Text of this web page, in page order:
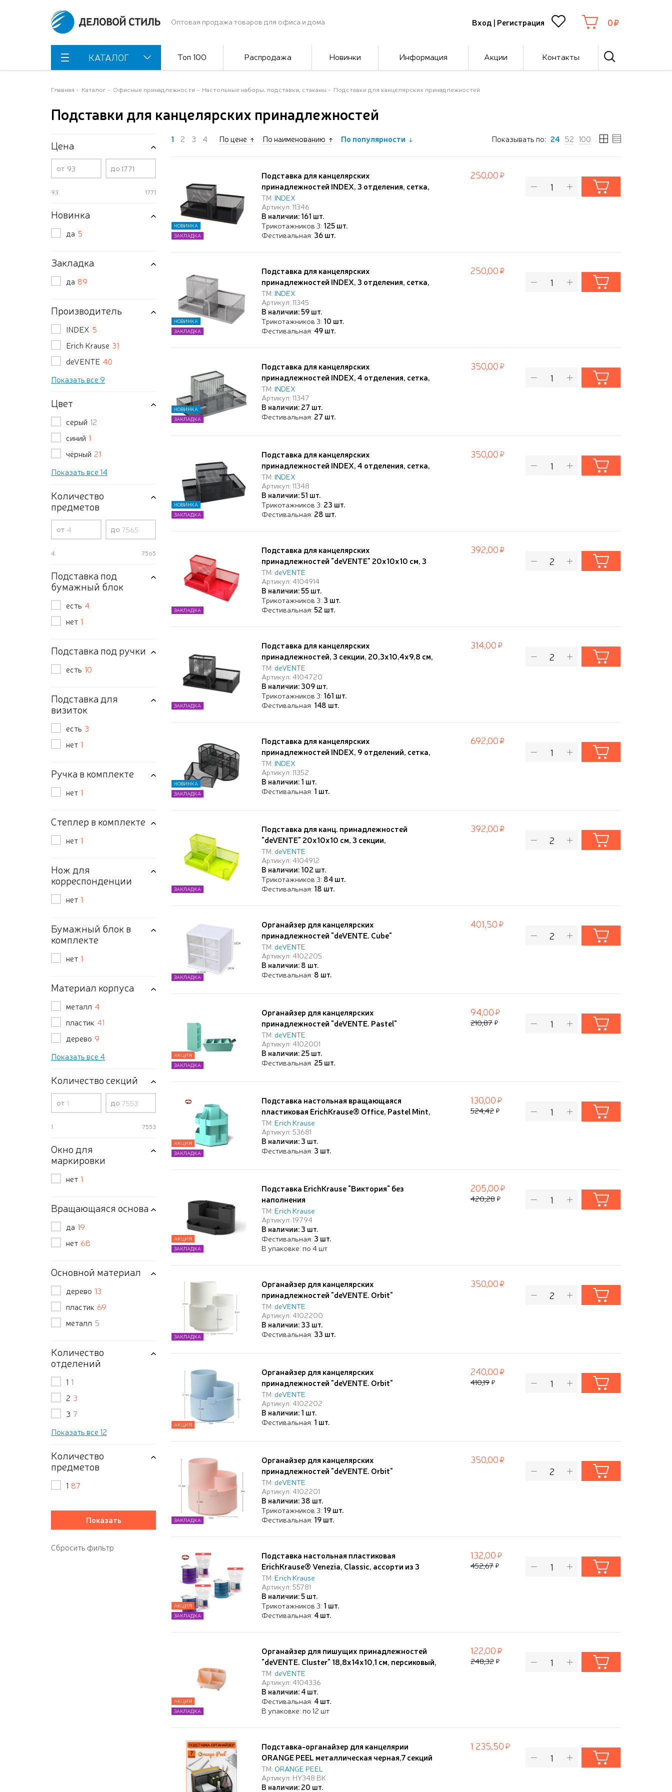
Оптовая продажа товаров для офиса и дома Вход | Регистрация 0
КАТАЛОГ Топ 100 Распродажа Новинки Информация Акции Контакты
Главная Каталог Офисные принадлежности Настольные наборы, подставки, стаканы Подставки для канцелярских принадлежностей
Подставки для канцелярских принадлежностей
Цена
от до
93 1771
Новинка
да 5
Закладка
да 89
Производитель
INDEX 5
Erich Krause 31
deVENTE 40
Показать все 9
Цвет
серый 12
синий 1
чёрный 21
Показать все 14
Количество
предметов
от до
4 7565
Подставка под
бумажный блок
есть 4
нет 1
Подставка под ручки
есть 10
Подставка для
визиток
есть 3
нет 1
Ручка в комплекте
нет 1
Степлер в комплекте
нет 1
Нож для
корреспонденции
нет 1
Бумажный блок в
комплекте
нет 1
Материал корпуса
металл 4
пластик 41
дерево 9
Показать все 4
Количество секций
от до
1 7553
Окно для
маркировки
нет 1
Вращающаяся основа
да 19
нет 68
Основной материал
дерево 13
пластик 69
металл 5
Количество
отделений
1 1
2 3
3 7
Показать все 12
Количество
предметов
1 87
1 2 3 4 По цене По наименованию По популярности Показывать по: 24 52 100
Подставка для канцелярских
принадлежностей INDEX, 3 отделения, сетка,
металл, 200*100*100, черная
ТМ: INDEX
Артикул: 11346
В наличии: 161 шт.
Трикотажников 3: 125 шт.
Фестивальная: 36 шт.
НОВИНКА
ЗАКЛАДКА
250,00
Подставка для канцелярских
принадлежностей INDEX, 3 отделения, сетка,
металл, 200*100*100, серая
ТМ: INDEX
Артикул: 11345
В наличии: 59 шт.
Трикотажников 3: 10 шт.
Фестивальная: 49 шт.
НОВИНКА
ЗАКЛАДКА
250,00
Подставка для канцелярских
принадлежностей INDEX, 4 отделения, сетка,
металл, 150*100*100, серая
ТМ: INDEX
Артикул: 11347
В наличии: 27 шт.
Фестивальная: 27 шт.
НОВИНКА
ЗАКЛАДКА
350,00
Подставка для канцелярских
принадлежностей INDEX, 4 отделения, сетка,
металл, 150*100*100, черная
ТМ: INDEX
Артикул: 11348
В наличии: 51 шт.
Трикотажников 3: 23 шт.
Фестивальная: 28 шт.
НОВИНКА
ЗАКЛАДКА
350,00
Подставка для канцелярских
принадлежностей "deVENTE" 20x10x10 см, 3
секции, металлическая, ярко-розовая
ТМ: deVENTE
Артикул: 4104914
В наличии: 55 шт.
Трикотажников 3: 3 шт.
Фестивальная:52 шт.
ЗАКЛАДКА
392,00
Подставка для канцелярских
принадлежностей, 3 секции, 20,3x10,4x9,8 см,
сетчатая металлическая, с
противоскользящими накладками, чёрная
ТМ: deVENTE
Артикул: 4104720
В наличии: 309 шт.
Трикотажников 3: 161 шт.
Фестивальная: 148 шт.
ЗАКЛАДКА
314,00
Подставка для канцелярских
принадлежностей INDEX, 9 отделений, сетка,
металл, 220*110*105, черная
ТМ: INDEX
Артикул: 11352
В наличии: 1 шт.
Фестивальная: 1 шт.
НОВИНКА
ЗАКЛАДКА
692,00
Подставка для канц. принадлежностей
"deVENTE" 20x10x10 см, 3 секции,
металлическая, салатовая
ТМ: deVENTE
Артикул: 4104912
В наличии: 102 шт.
Трикотажников 3: 84 шт.
Фестивальная: 18 шт.
ЗАКЛАДКА
392,00
Органайзер для канцелярских
принадлежностей "deVENTE. Cube"
настольный, с 6 ящичками, 11,8x12,2x9,7 см,
пластиковый, цвет белый, со стикерами kawaii
ТМ: deVENTE
Артикул: 4102205
В наличии: 8 шт.
Фестивальная: 8 шт.
ЗАКЛАДКА
401,50
Органайзер для канцелярских
принадлежностей "deVENTE. Pastel"
настольный, 20x9x5,3 см, пластиковый, 2
варианта расположения на столе
(горизонтально и вертикально) цвет мятный
ТМ: deVENTE
Артикул: 4102001
В наличии: 25 шт.
Фестивальная: 25 шт.
АКЦИЯ
ЗАКЛАДКА
94,00
210,87
Подставка настольная вращающаяся
пластиковая ErichKrause® Office, Pastel Mint,
мятный
ТМ: Erich Krause
Артикул: 53681
В наличии: 3 шт.
Фестивальная: 3 шт.
АКЦИЯ
ЗАКЛАДКА
130,00
524,42
Подставка ErichKrause "Виктория" без
наполнения
ТМ: Erich Krause
Артикул: 19794
В наличии: 3 шт.
Фестивальная: 3 шт.
В упаковке: по 4 шт
АКЦИЯ
ЗАКЛАДКА
205,00
420,28
Органайзер для канцелярских
принадлежностей "deVENTE. Orbit"
настольный, вращающийся, с подставкой под
телефон, 12x12,5x12 см, белый, со стикерами
kawaii
ТМ: deVENTE
Артикул: 4102200
В наличии: 33 шт.
Фестивальная: 33 шт.
ЗАКЛАДКА
350,00
Органайзер для канцелярских
принадлежностей "deVENTE. Orbit"
настольный, вращающийся, с подставкой под
телефон, 12x12,5x12 см, пластиковый, цвет
голубой, со стикерами kawaii
ТМ: deVENTE
Артикул: 4102202
В наличии: 1 шт.
Фестивальная: 1 шт.
АКЦИЯ
240,00
410,19
Органайзер для канцелярских
принадлежностей "deVENTE. Orbit"
настольный, вращающийся, с подставкой под
телефон, 12x12,5x12 см, пластиковый, цвет
розовый, со стикерами kawaii
ТМ: deVENTE
Артикул: 4102201
В наличии: 38 шт.
Трикотажников 3: 19 шт.
Фестивальная: 19 шт.
ЗАКЛАДКА
350,00
Подставка настольная пластиковая
ErichKrause® Venezia, Classic, ассорти из 3
цветов
ТМ: Erich Krause
Артикул: 55781
В наличии: 5 шт.
Трикотажников 3: 1 шт.
Фестивальная: 4 шт.
АКЦИЯ
ЗАКЛАДКА
132,00
452,67
Органайзер для пишущих принадлежностей
"deVENTE. Cluster" 18,8x14x10,1 см, персиковый,
с разделителями, в термоусадочной пленке
ТМ: deVENTE
Артикул: 4104336
В наличии: 4 шт.
Фестивальная: 4 шт.
В упаковке: по 12 шт
АКЦИЯ
ЗАКЛАДКА
122,00
248,32
Подставка-органайзер для канцелярии
ORANGE PEEL металлическая черная,7 секций
220*140*128 мм,
ТМ: ORANGE PEEL
Артикул: HY348 BK
В наличии: 20 шт.
1 235,50